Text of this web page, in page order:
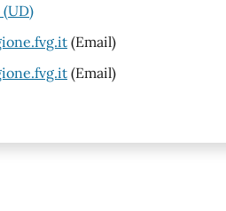
(UD)
(Email)
(Email)